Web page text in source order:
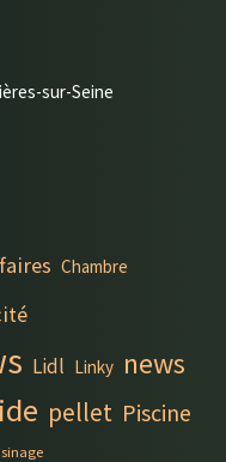
sur-Seine
Chambre
Lidl Linky news
pellet Piscine